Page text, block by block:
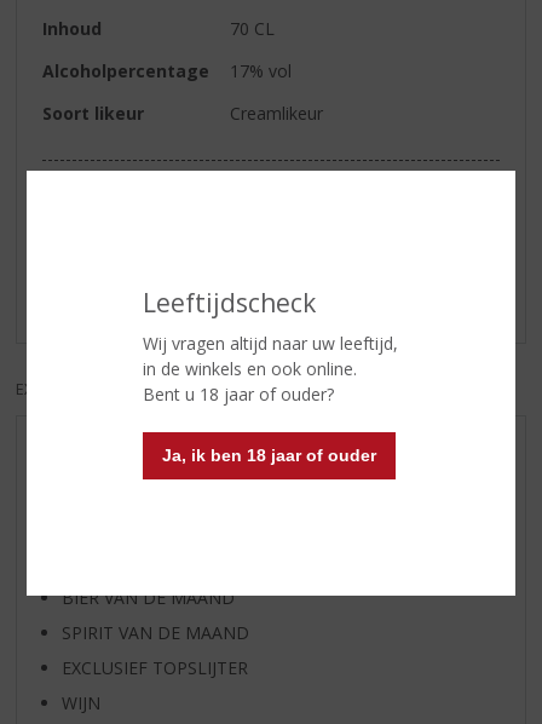
Leeftijdscheck
Wij vragen altijd naar uw leeftijd,
in de winkels en ook online.
Bent u 18 jaar of ouder?
Ja, ik ben 18 jaar of ouder
Inhoud
70 CL
Alcoholpercentage
17% vol
Soort likeur
Creamlikeur
Er zijn nog geen reviews geplaatst voor dit product
EXCL. BTW INCL. BTW
AANBIEDINGEN
BIER VAN DE MAAND
SPIRIT VAN DE MAAND
EXCLUSIEF TOPSLIJTER
WIJN